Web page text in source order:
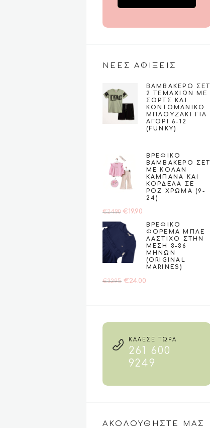
ΝΕΕΣ ΑΦΙΞΕΙΣ
ΒΑΜΒΑΚΕΡΌ ΣΕΤ
2 ΤΕΜΑΧΊΩΝ ΜΕ
ΣΟΡΤΣ ΚΑΙ
ΚΟΝΤΟΜΆΝΙΚΟ
ΜΠΛΟΥΖΆΚΙ ΓΙΑ
ΑΓΌΡΙ 6-12
(FUNKY)
ΒΡΕΦΙΚΌ
ΒΑΜΒΑΚΕΡΌ ΣΕΤ
ΜΕ ΚΟΛΆΝ
ΚΑΜΠΆΝΑ ΚΑΙ
ΚΟΡΔΈΛΑ ΣΕ
ΡΟΖ ΧΡΏΜΑ (9-
24)
€24.90 Original
price
was:
€24.90.
€19.90
τρέχουσα
τιμή
είναι:
€19.90.
ΒΡΕΦΙΚΌ
ΦΌΡΕΜΑ ΜΠΛΕ
ΛΆΣΤΙΧΟ ΣΤΗΝ
ΜΈΣΗ 3-36
ΜΗΝΏΝ
(ORIGINAL
MARINES)
€32.95 Original
€24.00
ΚΑΛΕΣΕ ΤΩΡΑ
261 600
9249
ΑΚΟΛΟΥΘΉΣΤΕ ΜΑΣ